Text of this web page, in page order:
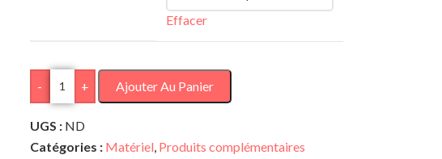
Effacer
- + Ajouter Au Panier
UGS : ND
Catégories : Matériel, Produits complémentaires